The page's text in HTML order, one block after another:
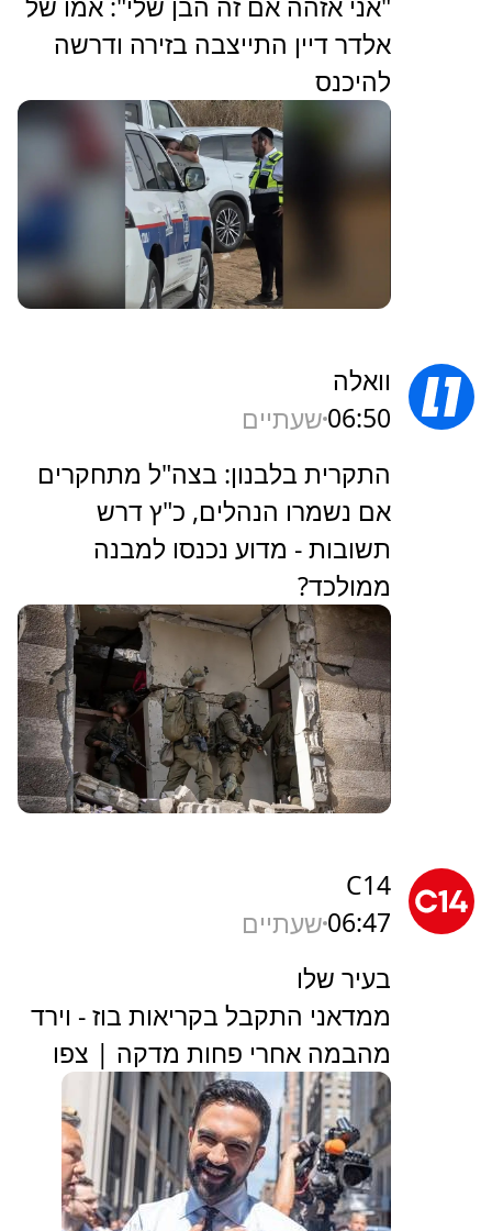
אלדר דיין התייצבה בזירה ודרשה
להיכנס
וואלה
06:50שעתיים
התקרית בלבנון: בצה"ל מתחקרים
אם נשמרו הנהלים, כ"ץ דרש
תשובות - מדוע נכנסו למבנה
ממולכד?
C14
06:47שעתיים
בעיר שלו
ממדאני התקבל בקריאות בוז - וירד
מהבמה אחרי פחות מדקה | צפו